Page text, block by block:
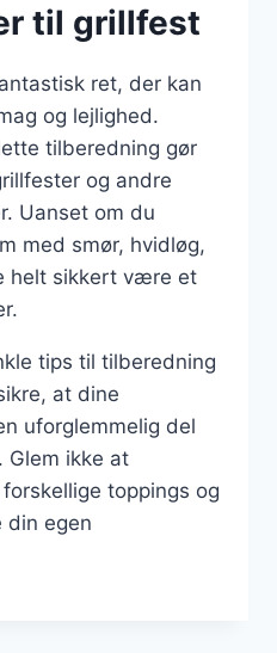
til grillfest
ret, der kan
og lejlighed.
tilberedning gør
og andre
Uanset om du
med smør, hvidløg,
helt sikkert være et
tips til tilberedning
at dine
uforglemmelig del
ikke at
toppings og
din egen